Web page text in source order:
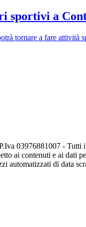
sportivi a
tornare a fare
03976881007 - Tutti
ai contenuti e ai dati
automatizzati di data